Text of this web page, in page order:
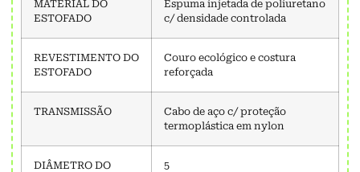
MATERIAL DO
ESTOFADO
Espuma injetada de poliuretano
c/ densidade controlada
REVESTIMENTO DO
ESTOFADO
Couro ecológico e costura
reforçada
TRANSMISSÃO
Cabo de aço c/ proteção
termoplástica em nylon
DIÂMETRO DO
5